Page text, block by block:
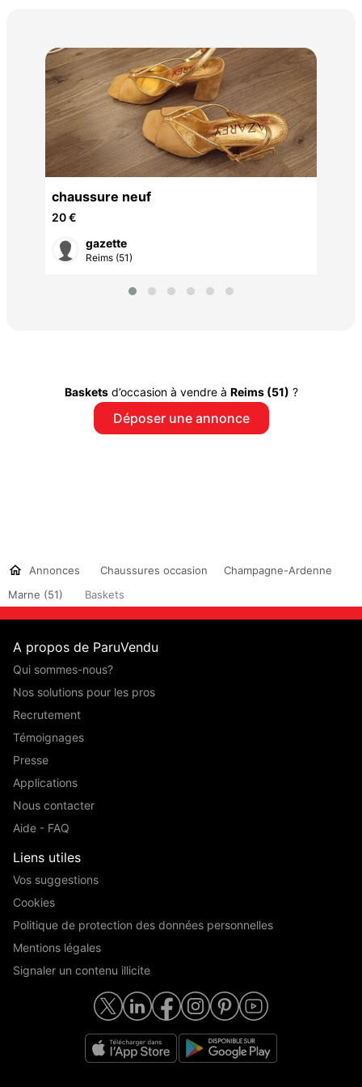
chaussure neuf
20 €
gazette
Reims (51)
Basketsd’occasion à vendre à Reims (51) ?
Déposer une annonce
Annonces Chaussures occasion
Champagne-Ardenne
Marne (51)
Baskets
A propos de ParuVendu
Qui sommes-nous?
Nos solutions pour les pros
Recrutement
Témoignages
Presse
Applications
Nous contacter
Aide - FAQ
Liens utiles
Vos suggestions
Cookies
Politique de protection des données personnelles
Mentions légales
Signaler un contenu illicite